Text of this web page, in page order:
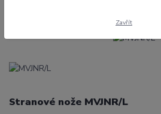
Stranové nože MVJNR/L
Zavřít